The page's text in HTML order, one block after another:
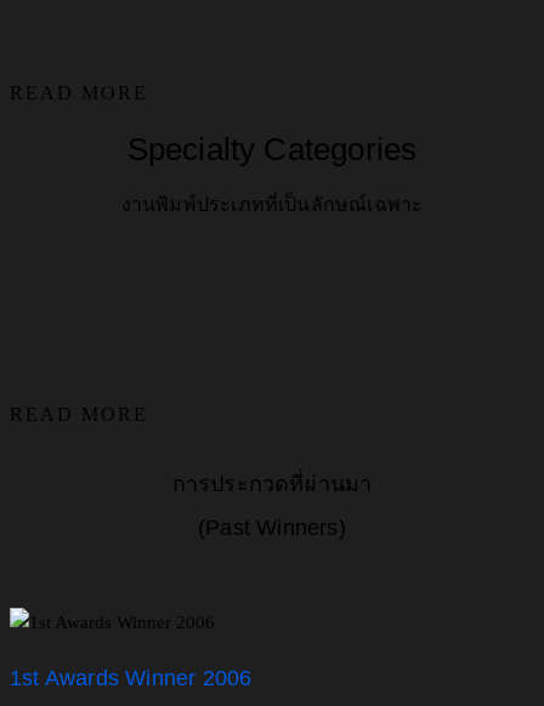
READ MORE
Specialty Categories
งานพิมพ์ประเภทที่เป็นลักษณ์เฉพาะ
READ MORE
การประกวดที่ผ่านมา
(Past Winners)
1st Awards Winner 2006